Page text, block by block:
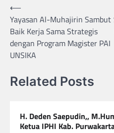
Navigasi
pos
⟵
Yayasan Al-Muhajirin Sambut
Baik Kerja Sama Strategis
dengan Program Magister PAI
UNSIKA
Related Posts
H. Deden Saepudin,,
Ketua IPHI Kab.